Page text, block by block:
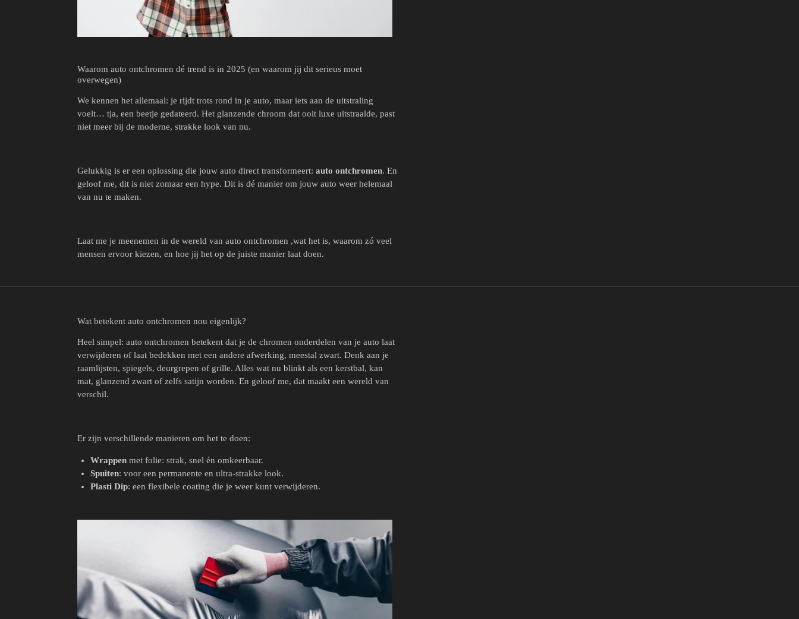
Waarom auto ontchromen dé trend is in 2025 (en waarom jij dit serieus moet
overwegen)
We kennen het allemaal: je rijdt trots rond in je auto, maar iets aan de uitstraling
voelt… tja, een beetje gedateerd. Het glanzende chroom dat ooit luxe uitstraalde, past
niet meer bij de moderne, strakke look van nu.
Gelukkig is er een oplossing die jouw auto direct transformeert: auto ontchromen. En
geloof me, dit is niet zomaar een hype. Dit is dé manier om jouw auto weer helemaal
van nu te maken.
Laat me je meenemen in de wereld van auto ontchromen ,wat het is, waarom zó veel
mensen ervoor kiezen, en hoe jij het op de juiste manier laat doen.
Wat betekent auto ontchromen nou eigenlijk?
Heel simpel: auto ontchromen betekent dat je de chromen onderdelen van je auto laat
verwijderen of laat bedekken met een andere afwerking, meestal zwart. Denk aan je
raamlijsten, spiegels, deurgrepen of grille. Alles wat nu blinkt als een kerstbal, kan
mat, glanzend zwart of zelfs satijn worden. En geloof me, dat maakt een wereld van
verschil.
Er zijn verschillende manieren om het te doen:
Wrappen met folie: strak, snel én omkeerbaar.
Spuiten: voor een permanente en ultra-strakke look.
Plasti Dip: een flexibele coating die je weer kunt verwijderen.